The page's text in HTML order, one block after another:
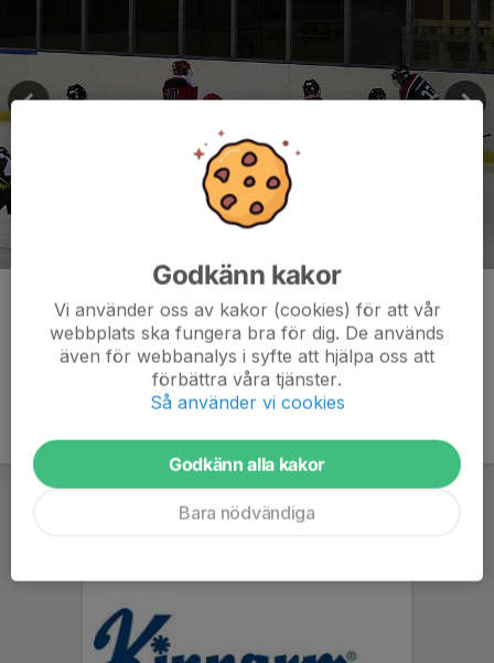
Kommentarer
Godkänn kakor
Vi använder oss av kakor (cookies) för att vår
webbplats ska fungera bra för dig. De används
även för webbanalys i syfte att hjälpa oss att
förbättra våra tjänster.
Så använder vi cookies
Godkänn alla kakor
Bara nödvändiga